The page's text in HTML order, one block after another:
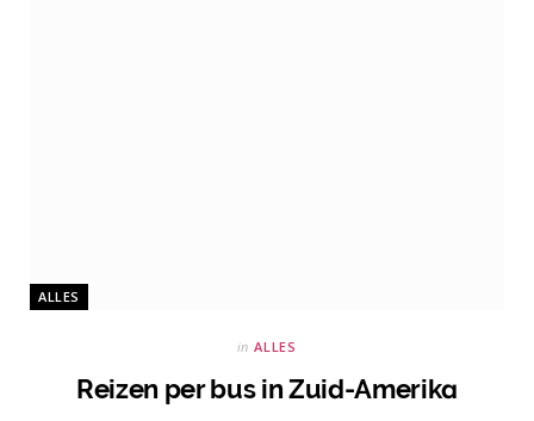
ALLES
in ALLES
Reizen per bus in Zuid-Amerika